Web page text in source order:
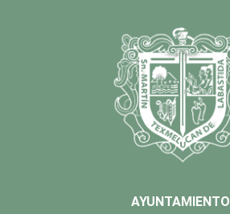
AYUNTAMIENTO